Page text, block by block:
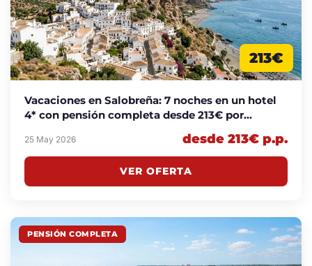
213€
Vacaciones en Salobreña: 7 noches en un hotel
4* con pensión completa desde 213€ por
25 May 2026 desde 213€ p.p.
VER OFERTA
PENSIÓN COMPLETA